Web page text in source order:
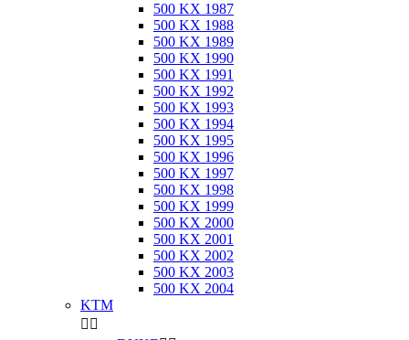
500 KX 1987
500 KX 1988
500 KX 1989
500 KX 1990
500 KX 1991
500 KX 1992
500 KX 1993
500 KX 1994
500 KX 1995
500 KX 1996
500 KX 1997
500 KX 1998
500 KX 1999
500 KX 2000
500 KX 2001
500 KX 2002
500 KX 2003
500 KX 2004
KTM
 